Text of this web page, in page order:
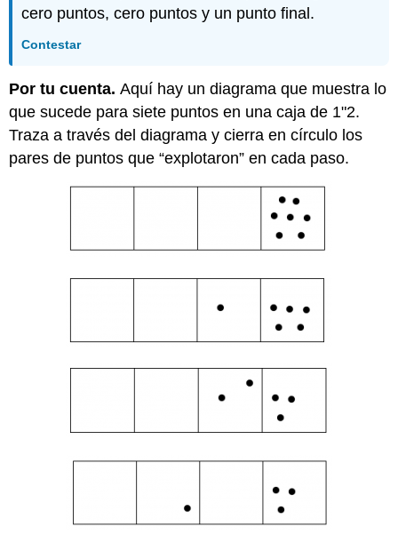
cero puntos, cero puntos y un punto final.
Contestar
Por tu cuenta.Aquí hay un diagrama que muestra lo
que sucede para siete puntos en una caja de 1"2.
Traza a través del diagrama y cierra en círculo los
pares de puntos que “explotaron” en cada paso.